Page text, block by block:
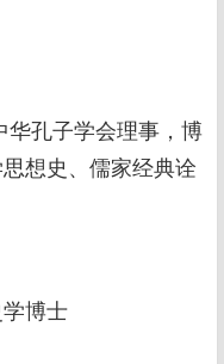
华孔子学会理事，博
想史、儒家经典诠
博士